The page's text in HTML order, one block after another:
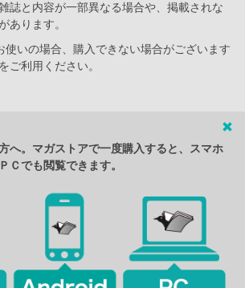
誌と内容が一部異なる場合や、掲載されな
あります。
いの場合、購入できない場合がございます
ご利用ください。
へ。マガストアで一度購入すると、スマホ
Ｃでも閲覧できます。